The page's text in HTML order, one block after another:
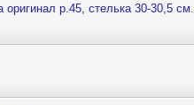
р.45, стелька 30-30,5 см.